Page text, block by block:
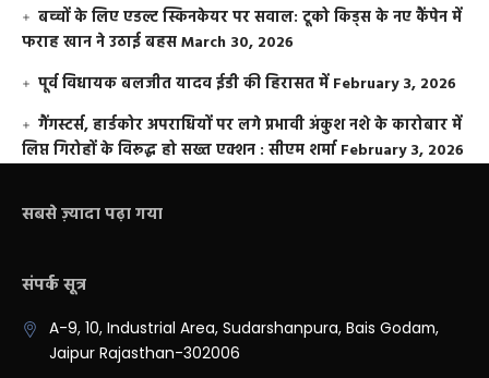
बच्चों के लिए एडल्ट स्किनकेयर पर सवाल: टूको किड्स के नए कैंपेन में
फराह खान ने उठाई बहसMarch 30, 2026
पूर्व विधायक बलजीत यादव ईडी की हिरासत में February 3, 2026
गैंगस्टर्स, हार्डकोर अपराधियों पर लगे प्रभावी अंकुश नशे के कारोबार में
लिप्त गिरोहों के विरूद्ध हो सख्त एक्शन : सीएम शर्मा February 3, 2026
सबसे ज़्यादा पढ़ा गया
संपर्क सूत्र
A-9, 10, Industrial Area, Sudarshanpura, Bais Godam,
Jaipur Rajasthan-302006